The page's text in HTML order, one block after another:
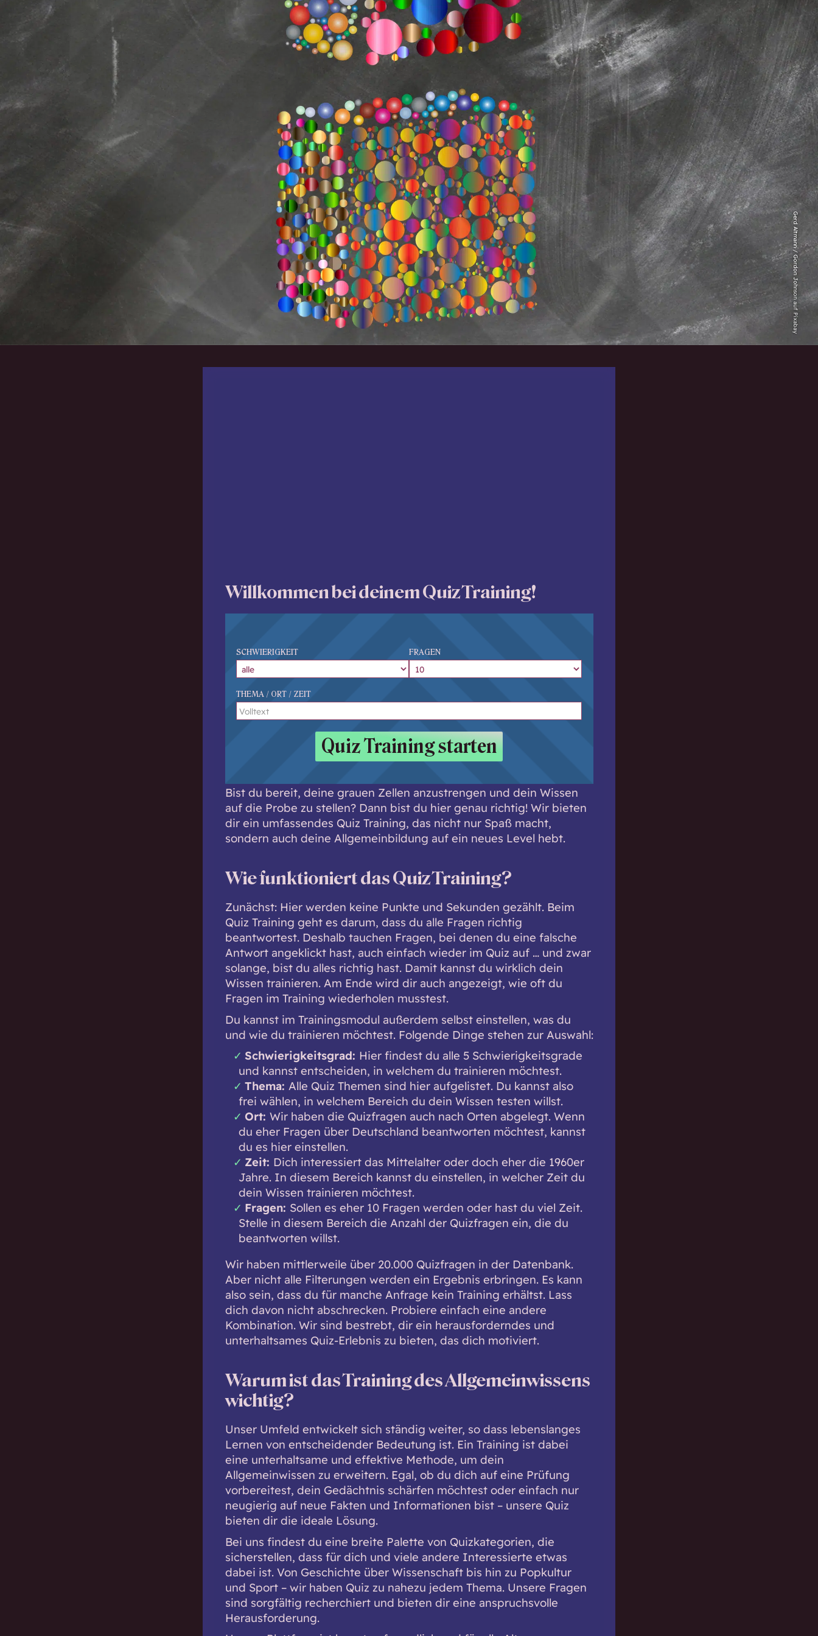
Gerd Altmann / Gordon Johnson auf Pixabay
Willkommen bei deinem Quiz Training!
SCHWIERIGKEIT FRAGEN
THEMA / ORT / ZEIT
Quiz Training starten
Bist du bereit, deine grauen Zellen anzustrengen und dein Wissen
auf die Probe zu stellen? Dann bist du hier genau richtig! Wir bieten
dir ein umfassendes Quiz Training, das nicht nur Spaß macht,
sondern auch deine Allgemeinbildung auf ein neues Level hebt.
Wie funktioniert das Quiz Training?
Zunächst: Hier werden keine Punkte und Sekunden gezählt. Beim
Quiz Training geht es darum, dass du alle Fragen richtig
beantwortest. Deshalb tauchen Fragen, bei denen du eine falsche
Antwort angeklickt hast, auch einfach wieder im Quiz auf … und zwar
solange, bist du alles richtig hast. Damit kannst du wirklich dein
Wissen trainieren. Am Ende wird dir auch angezeigt, wie oft du
Fragen im Training wiederholen musstest.
Du kannst im Trainingsmodul außerdem selbst einstellen, was du
und wie du trainieren möchtest. Folgende Dinge stehen zur Auswahl:
Schwierigkeitsgrad: Hier findest du alle 5 Schwierigkeitsgrade
und kannst entscheiden, in welchem du trainieren möchtest.
Thema: Alle Quiz Themen sind hier aufgelistet. Du kannst also
frei wählen, in welchem Bereich du dein Wissen testen willst.
Ort: Wir haben die Quizfragen auch nach Orten abgelegt. Wenn
du eher Fragen über Deutschland beantworten möchtest, kannst
du es hier einstellen.
Zeit: Dich interessiert das Mittelalter oder doch eher die 1960er
Jahre. In diesem Bereich kannst du einstellen, in welcher Zeit du
dein Wissen trainieren möchtest.
Fragen: Sollen es eher 10 Fragen werden oder hast du viel Zeit.
Stelle in diesem Bereich die Anzahl der Quizfragen ein, die du
beantworten willst.
Wir haben mittlerweile über 20.000 Quizfragen in der Datenbank.
Aber nicht alle Filterungen werden ein Ergebnis erbringen. Es kann
also sein, dass du für manche Anfrage kein Training erhältst. Lass
dich davon nicht abschrecken. Probiere einfach eine andere
Kombination. Wir sind bestrebt, dir ein herausforderndes und
unterhaltsames Quiz-Erlebnis zu bieten, das dich motiviert.
Warum ist das Training des Allgemeinwissens
wichtig?
Unser Umfeld entwickelt sich ständig weiter, so dass lebenslanges
Lernen von entscheidender Bedeutung ist. Ein Training ist dabei
eine unterhaltsame und effektive Methode, um dein
Allgemeinwissen zu erweitern. Egal, ob du dich auf eine Prüfung
vorbereitest, dein Gedächtnis schärfen möchtest oder einfach nur
neugierig auf neue Fakten und Informationen bist – unsere Quiz
bieten dir die ideale Lösung.
Bei uns findest du eine breite Palette von Quizkategorien, die
sicherstellen, dass für dich und viele andere Interessierte etwas
dabei ist. Von Geschichte über Wissenschaft bis hin zu Popkultur
und Sport – wir haben Quiz zu nahezu jedem Thema. Unsere Fragen
sind sorgfältig recherchiert und bieten dir eine anspruchsvolle
Herausforderung.